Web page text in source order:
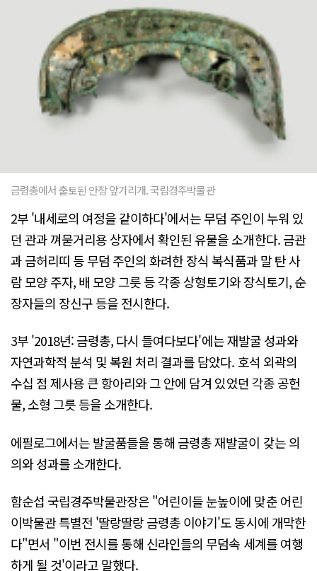
금령총에서 출토된 안장 앞가리개. 국립경주박물관
2부 '내세로의 여정을 같이하다'에서는 무덤 주인이 누워 있
던 관과 껴묻거리용 상자에서 확인된 유물을 소개한다. 금관
과 금허리띠 등 무덤 주인의 화려한 장식 복식품과 말 탄 사
람 모양 주자, 배 모양 그릇 등 각종 상형토기와 장식토기, 순
장자들의 장신구 등을 전시한다.
3부 '2018년: 금령총, 다시 들여다보다'에는 재발굴 성과와
자연과학적 분석 및 복원 처리 결과를 담았다. 호석 외곽의
수십 점 제사용 큰 항아리와 그 안에 담겨 있었던 각종 공헌
물, 소형 그릇 등을 소개한다.
에필로그에서는 발굴품들을 통해 금령총 재발굴이 갖는 의
의와 성과를 소개한다.
함순섭 국립경주박물관장은 "어린이들 눈높이에 맞춘 어린
이박물관 특별전 '딸랑딸랑 금령총 이야기'도 동시에 개막한
다"면서 "이번 전시를 통해 신라인들의 무덤속 세계를 여행
하게 될 것'이라고 말했다.